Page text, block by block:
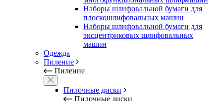
Наборы шлифовальной бумаги для
плоскошлифовальных машин
Наборы шлифовальной бумаги для
эксцентриковых шлифовальных
машин
Одежда
Пиление
Пиление
Пилочные диски
Пилочные диски